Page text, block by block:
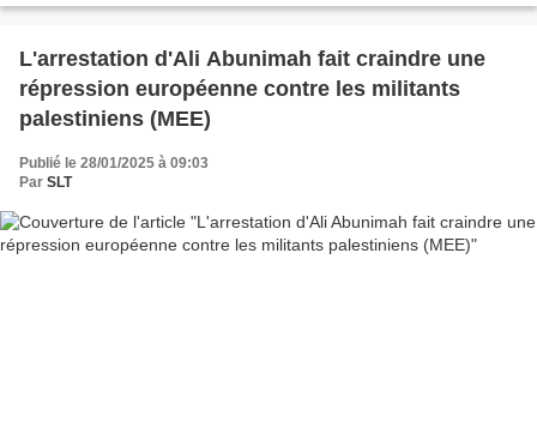
L'arrestation d'Ali Abunimah fait craindre une
répression européenne contre les militants
palestiniens (MEE)
Publié le 28/01/2025 à 09:03
Par SLT